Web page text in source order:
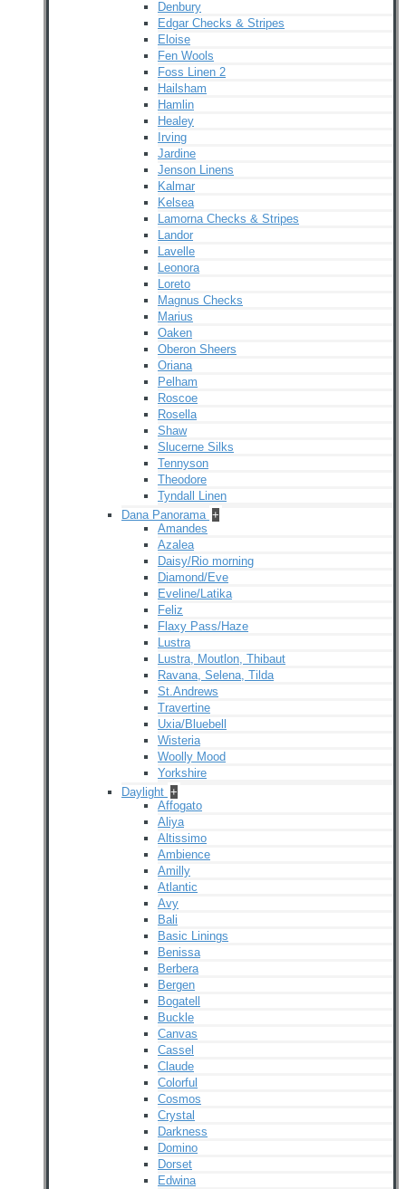
Denbury
Edgar Checks & Stripes
Eloise
Fen Wools
Foss Linen 2
Hailsham
Hamlin
Healey
Irving
Jardine
Jenson Linens
Kalmar
Kelsea
Lamorna Checks & Stripes
Landor
Lavelle
Leonora
Loreto
Magnus Checks
Marius
Oaken
Oberon Sheers
Oriana
Pelham
Roscoe
Rosella
Shaw
Slucerne Silks
Tennyson
Theodore
Tyndall Linen
Dana Panorama +
Amandes
Azalea
Daisy/Rio morning
Diamond/Eve
Eveline/Latika
Feliz
Flaxy Pass/Haze
Lustra
Lustra, Moutlon, Thibaut
Ravana, Selena, Tilda
St.Andrews
Travertine
Uxia/Bluebell
Wisteria
Woolly Mood
Yorkshire
Daylight +
Affogato
Aliya
Altissimo
Ambience
Amilly
Atlantic
Avy
Bali
Basic Linings
Benissa
Berbera
Bergen
Bogatell
Buckle
Canvas
Cassel
Claude
Colorful
Cosmos
Crystal
Darkness
Domino
Dorset
Edwina